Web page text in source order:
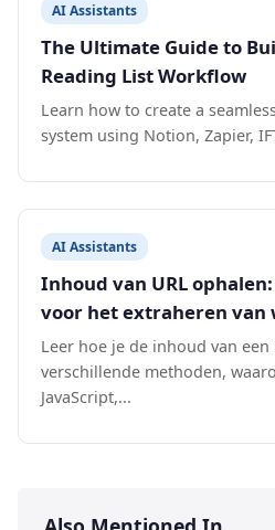
AI Assistants
The Ultimate Guide to
Reading List Workflow
Learn how to create a
system using Notion, Zapier,
AI Assistants
Inhoud van URL
voor het extraheren van
Leer hoe je de inhoud van
verschillende methoden,
JavaScript,...